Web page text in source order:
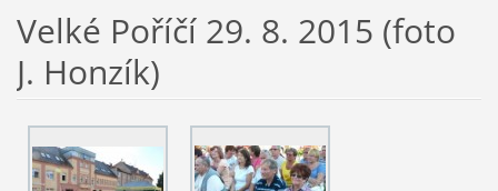
Velké Poříčí 29. 8. 2015 (foto
J. Honzík)